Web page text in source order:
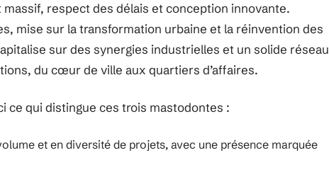
respect des délais et conception innovante.
mise sur la transformation urbaine et la réinvention des
sur des synergies industrielles et un solide réseau
du cœur de ville aux quartiers d’affaires.
ce qui distingue ces trois mastodontes :
et en diversité de projets, avec une présence marquée